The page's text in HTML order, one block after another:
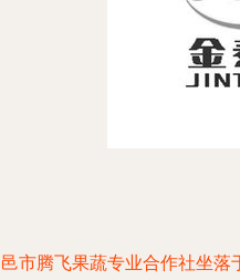
市腾飞果蔬专业合作社坐